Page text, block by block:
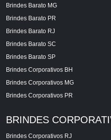
Brindes Barato MG
Brindes Barato PR
Brindes Barato RJ
Brindes Barato SC
Brindes Barato SP
Brindes Corporativos BH
Brindes Corporativos MG
Brindes Corporativos PR
BRINDES
Brindes Corporativos RJ